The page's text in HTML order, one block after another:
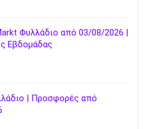
Φυλλάδιο από 03/08/2026 |
Εβδομάδας
| Προσφορές από